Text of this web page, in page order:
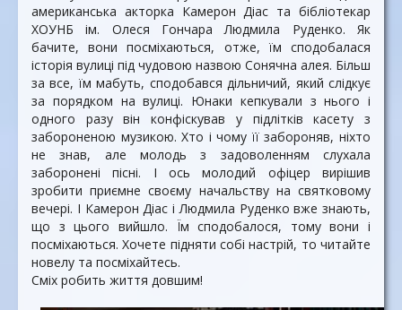
американська акторка Камерон Діас та бібліотекар
ХОУНБ ім. Олеся Гончара Людмила Руденко. Як
бачите, вони посміхаються, отже, їм сподобалася
історія вулиці під чудовою назвою Сонячна алея. Більш
за все, їм мабуть, сподобався дільничий, який слідкує
за порядком на вулиці. Юнаки кепкували з нього і
одного разу він конфіскував у підлітків касету з
забороненою музикою. Хто і чому її забороняв, ніхто
не знав, але молодь з задоволенням слухала
заборонені пісні. І ось молодий офіцер вирішив
зробити приємне своєму начальству на святковому
вечері. І Камерон Діас і Людмила Руденко вже знають,
що з цього вийшло. Їм сподобалося, тому вони і
посміхаються. Хочете підняти собі настрій, то читайте
новелу та посміхайтесь.
Сміх робить життя довшим!